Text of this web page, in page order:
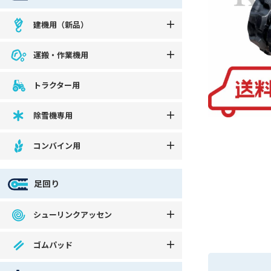
建機用（新品）
運搬・作業機用
トラクター用
除雪機専用
コンバイン用
足回り
シューリンクアッセン
ゴムパッド